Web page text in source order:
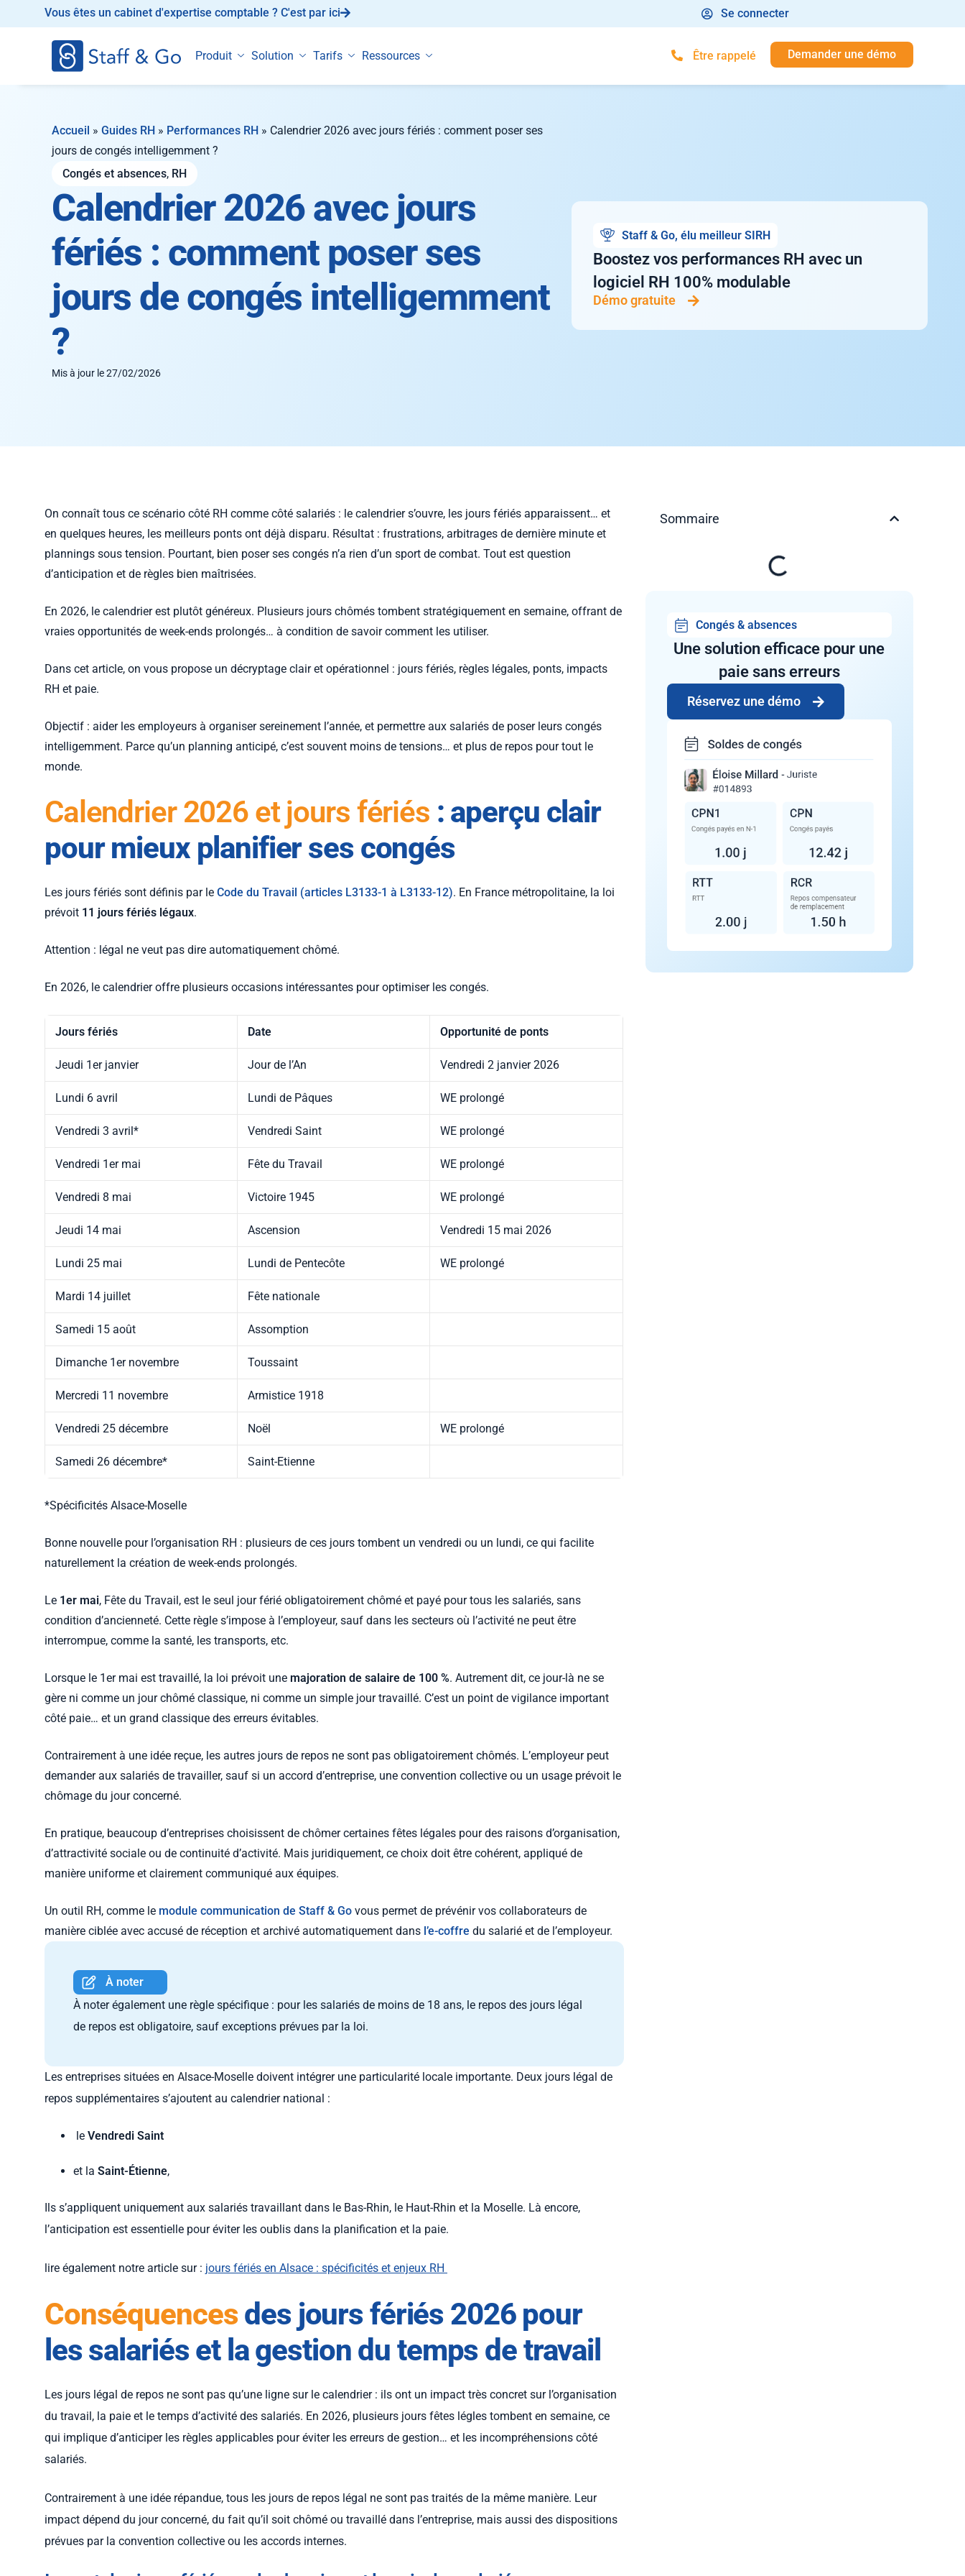
Vous êtes un cabinet d'expertise comptable ? C'est par ici Se connecter
Produit Solution Tarifs Ressources Être rappelé Demander une démo
Accueil » Guides RH » Performances RH » Calendrier 2026 avec jours fériés : comment poser ses
jours de congés intelligemment ?
Congés et absences, RH
Calendrier 2026 avec jours
fériés : comment poser ses
jours de congés intelligemment
?
Mis à jour le 27/02/2026
Staff & Go, élu meilleur SIRH
Boostez vos performances RH avec un
logiciel RH 100% modulable
Démo gratuite
On connaît tous ce scénario côté RH comme côté salariés : le calendrier s’ouvre, les jours fériés apparaissent… et
en quelques heures, les meilleurs ponts ont déjà disparu. Résultat : frustrations, arbitrages de dernière minute et
plannings sous tension. Pourtant, bien poser ses congés n’a rien d’un sport de combat. Tout est question
d’anticipation et de règles bien maîtrisées.
En 2026, le calendrier est plutôt généreux. Plusieurs jours chômés tombent stratégiquement en semaine, offrant de
vraies opportunités de week-ends prolongés… à condition de savoir comment les utiliser.
Dans cet article, on vous propose un décryptage clair et opérationnel : jours fériés, règles légales, ponts, impacts
RH et paie.
Objectif : aider les employeurs à organiser sereinement l’année, et permettre aux salariés de poser leurs congés
intelligemment. Parce qu’un planning anticipé, c’est souvent moins de tensions… et plus de repos pour tout le
monde.
Calendrier 2026 et jours fériés : aperçu clair
pour mieux planifier ses congés
Les jours fériés sont définis par le Code du Travail (articles L3133-1 à L3133-12). En France métropolitaine, la loi
prévoit 11 jours fériés légaux.
Attention : légal ne veut pas dire automatiquement chômé.
En 2026, le calendrier offre plusieurs occasions intéressantes pour optimiser les congés.
Jours fériés Date Opportunité de ponts
Jeudi 1er janvier Jour de l’An Vendredi 2 janvier 2026
Lundi 6 avril Lundi de Pâques WE prolongé
Vendredi 3 avril* Vendredi Saint WE prolongé
Vendredi 1er mai Fête du Travail WE prolongé
Vendredi 8 mai Victoire 1945 WE prolongé
Jeudi 14 mai Ascension Vendredi 15 mai 2026
Lundi 25 mai Lundi de Pentecôte WE prolongé
Mardi 14 juillet Fête nationale
Samedi 15 août Assomption
Dimanche 1er novembre Toussaint
Mercredi 11 novembre Armistice 1918
Vendredi 25 décembre Noël WE prolongé
Samedi 26 décembre* Saint-Etienne
*Spécificités Alsace-Moselle
Bonne nouvelle pour l’organisation RH : plusieurs de ces jours tombent un vendredi ou un lundi, ce qui facilite
naturellement la création de week-ends prolongés.
Le 1er mai, Fête du Travail, est le seul jour férié obligatoirement chômé et payé pour tous les salariés, sans
condition d’ancienneté. Cette règle s’impose à l’employeur, sauf dans les secteurs où l’activité ne peut être
interrompue, comme la santé, les transports, etc.
Lorsque le 1er mai est travaillé, la loi prévoit une majoration de salaire de 100 %. Autrement dit, ce jour-là ne se
gère ni comme un jour chômé classique, ni comme un simple jour travaillé. C’est un point de vigilance important
côté paie… et un grand classique des erreurs évitables.
Contrairement à une idée reçue, les autres jours de repos ne sont pas obligatoirement chômés. L’employeur peut
demander aux salariés de travailler, sauf si un accord d’entreprise, une convention collective ou un usage prévoit le
chômage du jour concerné.
En pratique, beaucoup d’entreprises choisissent de chômer certaines fêtes légales pour des raisons d’organisation,
d’attractivité sociale ou de continuité d’activité. Mais juridiquement, ce choix doit être cohérent, appliqué de
manière uniforme et clairement communiqué aux équipes.
Un outil RH, comme le module communication de Staff & Go vous permet de prévénir vos collaborateurs de
manière ciblée avec accusé de réception et archivé automatiquement dans l’e-coffre du salarié et de l’employeur.
À noter
À noter également une règle spécifique : pour les salariés de moins de 18 ans, le repos des jours légal
de repos est obligatoire, sauf exceptions prévues par la loi.
Les entreprises situées en Alsace-Moselle doivent intégrer une particularité locale importante. Deux jours légal de
repos supplémentaires s’ajoutent au calendrier national :
le Vendredi Saint
et la Saint-Étienne,
Ils s’appliquent uniquement aux salariés travaillant dans le Bas-Rhin, le Haut-Rhin et la Moselle. Là encore,
l’anticipation est essentielle pour éviter les oublis dans la planification et la paie.
lire également notre article sur : jours fériés en Alsace : spécificités et enjeux RH
Conséquencesdes jours fériés 2026 pour
les salariés et la gestion du temps de travail
Les jours légal de repos ne sont pas qu’une ligne sur le calendrier : ils ont un impact très concret sur l’organisation
du travail, la paie et le temps d’activité des salariés. En 2026, plusieurs jours fêtes légles tombent en semaine, ce
qui implique d’anticiper les règles applicables pour éviter les erreurs de gestion… et les incompréhensions côté
salariés.
Contrairement à une idée répandue, tous les jours de repos légal ne sont pas traités de la même manière. Leur
impact dépend du jour concerné, du fait qu’il soit chômé ou travaillé dans l’entreprise, mais aussi des dispositions
prévues par la convention collective ou les accords internes.
Sommaire
Congés & absences
Une solution efficace pour une
paie sans erreurs
Réservez une démo